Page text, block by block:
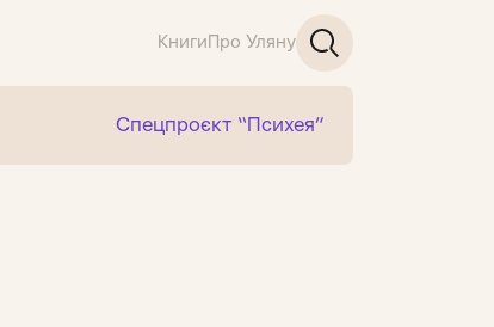
Книги Про Уляну
Спецпроєкт “Психея”